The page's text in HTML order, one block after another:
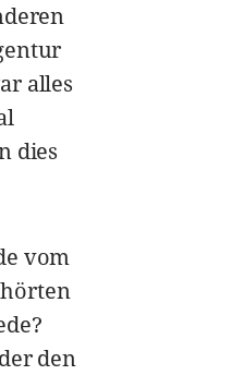
alles
dies
vom
den